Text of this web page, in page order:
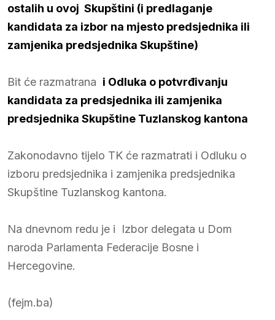
ostalih u ovoj Skupštini (i predlaganje
kandidata za izbor na mjesto predsjednika ili
zamjenika predsjednika Skupštine)
Bit će razmatrana i Odluka o potvrđivanju
kandidata za predsjednika ili zamjenika
predsjednika Skupštine Tuzlanskog kantona
Zakonodavno tijelo TK će razmatrati i Odluku o
izboru predsjednika i zamjenika predsjednika
Skupštine Tuzlanskog kantona.
Na dnevnom redu je i Izbor delegata u Dom
naroda Parlamenta Federacije Bosne i
Hercegovine.
(fejm.ba)